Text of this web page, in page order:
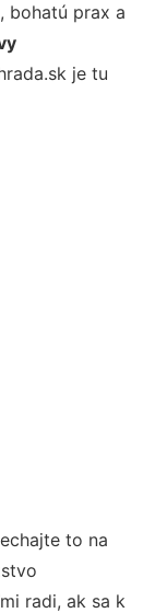
bohatú prax a
je tu
to na
radi, ak sa k